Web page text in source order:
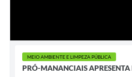
MEIO AMBIENTE E LIMPEZA PÚBLICA
PRÓ-MANANCIAIS APRESENTA